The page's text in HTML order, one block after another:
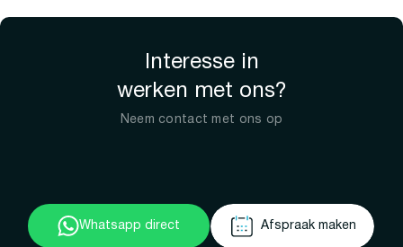
Interesse in
werken met ons?
Neem contact met ons op
Whatsapp direct Afspraak maken